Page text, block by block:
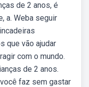
de 2 anos, é
a. Weba seguir
que vão ajudar
com o mundo.
de 2 anos.
faz sem gastar